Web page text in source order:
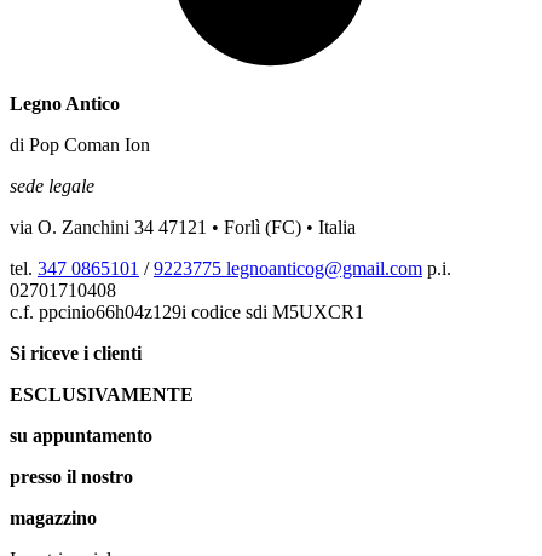
Legno Antico
di Pop Coman Ion
sede legale
via O. Zanchini 34 47121 • Forlì (FC) • Italia
tel. 347 0865101 /9223775 legnoanticog@gmail.com p.i.
02701710408
c.f. ppcinio66h04z129i codice sdi M5UXCR1
Si riceve i clienti
ESCLUSIVAMENTE
su appuntamento
presso il nostro
magazzino